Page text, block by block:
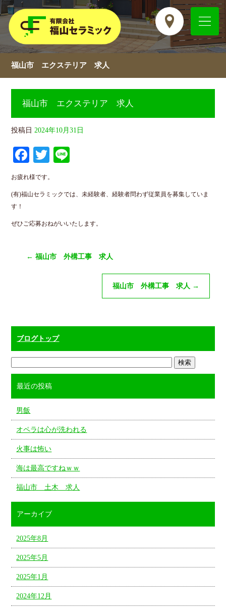
福山市 エクステリア 求人
福山市 エクステリア 求人
投稿日 2024年10月31日
Fa
ce
bo
ok
T
tte
お疲れ様です。
(有)福山セラミックでは、未経験者、経験者問わず従業員を募集していま
す！
ぜひご応募おねがいいたします。
← 福山市 外構工事 求人
福山市 外構工事 求人 →
ブログトップ
最近の投稿
男飯
オペラは心が洗われる
火事は怖い
海は最高ですねｗｗ
福山市 土木 求人
アーカイブ
2025年8月
2025年5月
2025年1月
2024年12月